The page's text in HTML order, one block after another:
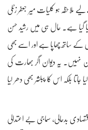
ہو کلیات میر جعفر زٹلی
کیا گیا ہے۔ حال ہی میں رشید حسن
کے ساتھ چھاپا ہے اور اسے بھی
نہیں۔ یہ دیوان اگر بھارت کی
بلکہ اس کا پبلشر بھی دھر لیا
بدحالی، سماجی بے اعتدالی